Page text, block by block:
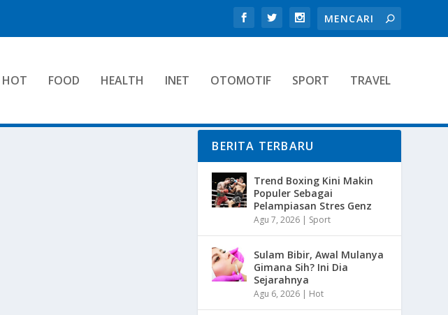
HOT FOOD HEALTH INET OTOMOTIF SPORT TRAVEL
BERITA TERBARU
Trend Boxing Kini Makin
Populer Sebagai
Pelampiasan Stres Genz
Agu 7, 2026 | Sport
Sulam Bibir, Awal Mulanya
Gimana Sih? Ini Dia
Sejarahnya
Agu 6, 2026 | Hot